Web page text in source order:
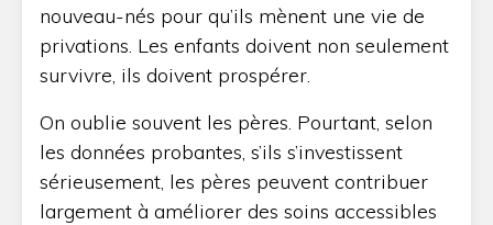
nouveau-nés pour qu’ils mènent une vie de
privations. Les enfants doivent non seulement
survivre, ils doivent prospérer.
On oublie souvent les pères. Pourtant, selon
les données probantes, s’ils s’investissent
sérieusement, les pères peuvent contribuer
largement à améliorer des soins accessibles